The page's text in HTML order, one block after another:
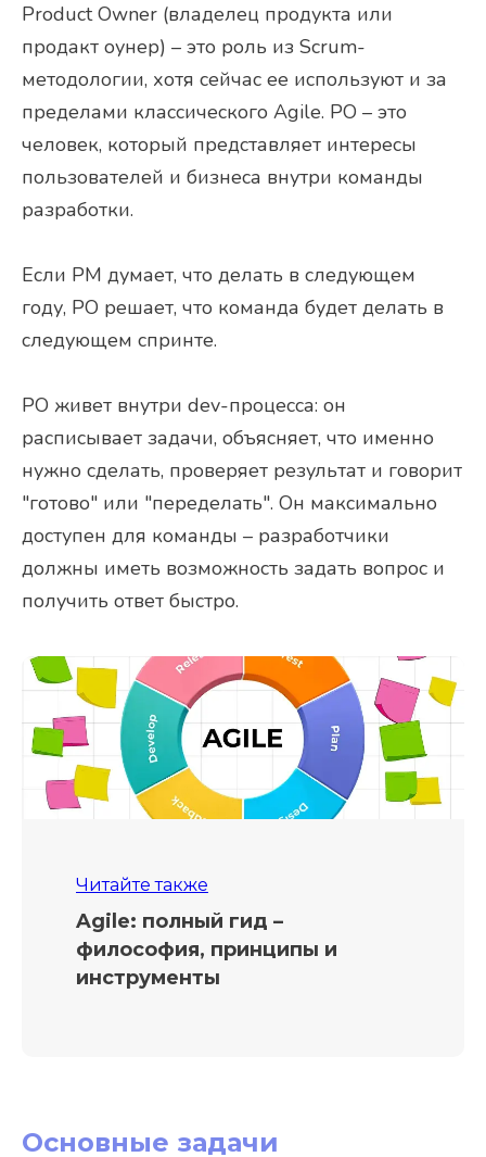
Product Owner (владелец продукта или
продакт оунер) – это роль из Scrum-
методологии, хотя сейчас ее используют и за
пределами классического Agile. PO – это
человек, который представляет интересы
пользователей и бизнеса внутри команды
разработки.
Если PM думает, что делать в следующем
году, PO решает, что команда будет делать в
следующем спринте.
PO живет внутри dev-процесса: он
расписывает задачи, объясняет, что именно
нужно сделать, проверяет результат и говорит
"готово" или "переделать". Он максимально
доступен для команды – разработчики
должны иметь возможность задать вопрос и
получить ответ быстро.
Читайте также
Agile: полный гид –
философия, принципы и
инструменты
Основные задачи